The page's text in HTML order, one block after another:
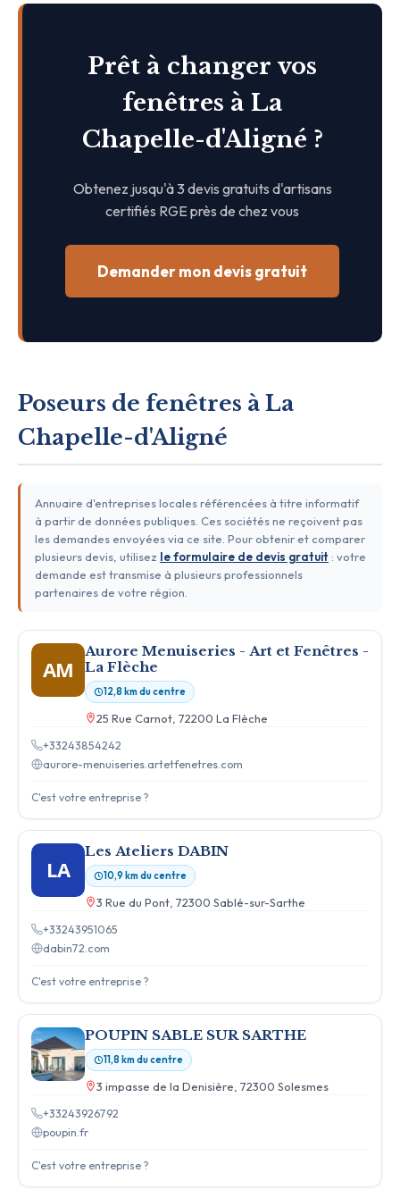
Prêt à changer vos
fenêtres à La
Chapelle-d'Aligné ?
Obtenez jusqu'à 3 devis gratuits d'artisans
certifiés RGE près de chez vous
Demander mon devis gratuit
Poseurs de fenêtres à La
Chapelle-d'Aligné
Annuaire d'entreprises locales référencées à titre informatif
à partir de données publiques. Ces sociétés ne reçoivent pas
les demandes envoyées via ce site. Pour obtenir et comparer
plusieurs devis, utilisez le formulaire de devis gratuit : votre
demande est transmise à plusieurs professionnels
partenaires de votre région.
AM
Aurore Menuiseries - Art et Fenêtres -
La Flèche
12,8 km du centre
25 Rue Carnot, 72200 La Flèche
+33243854242
aurore-menuiseries.artetfenetres.com
C'est votre entreprise ?
LA
Les Ateliers DABIN
10,9 km du centre
3 Rue du Pont, 72300 Sablé-sur-Sarthe
+33243951065
dabin72.com
C'est votre entreprise ?
POUPIN SABLE SUR SARTHE
11,8 km du centre
3 impasse de la Denisière, 72300 Solesmes
+33243926792
poupin.fr
C'est votre entreprise ?